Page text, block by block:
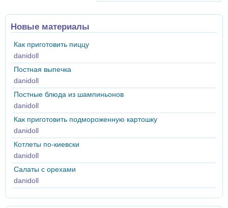
Новые материалы
Как приготовить пиццу
danidoll
Постная выпечка
danidoll
Постные блюда из шампиньонов
danidoll
Как приготовить подмороженную картошку
danidoll
Котлеты по-киевски
danidoll
Салаты с орехами
danidoll